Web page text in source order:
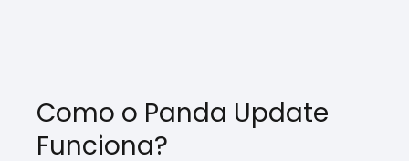
Como o Panda Update
Funciona?